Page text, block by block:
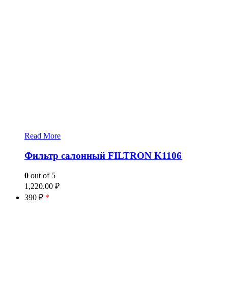
Read More
Фильтр салонный FILTRON K1106
0 out of 5
1,220.00 ₽
390 ₽ *